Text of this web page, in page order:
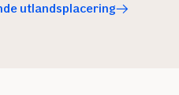
utlandsplacering